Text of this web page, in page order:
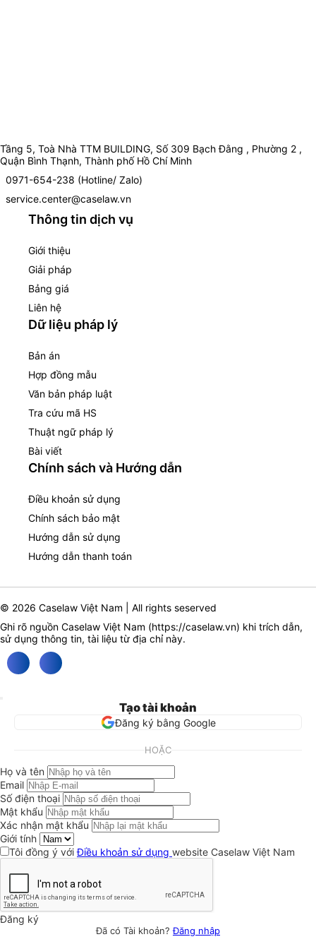
Tầng 5, Toà Nhà TTM BUILDING, Số 309 Bạch Đằng , Phường 2 ,
Quận Bình Thạnh, Thành phố Hồ Chí Minh
0971-654-238 (Hotline/ Zalo)
service.center@caselaw.vn
Thông tin dịch vụ
Giới thiệu
Giải pháp
Bảng giá
Liên hệ
Dữ liệu pháp lý
Bản án
Hợp đồng mẫu
Văn bản pháp luật
Tra cứu mã HS
Thuật ngữ pháp lý
Bài viết
Chính sách và Hướng dẫn
Điều khoản sử dụng
Chính sách bảo mật
Hướng dẫn sử dụng
Hướng dẫn thanh toán
© 2026 Caselaw Việt Nam | All rights seserved
Ghi rõ nguồn Caselaw Việt Nam (https://caselaw.vn) khi trích dẫn,
sử dụng thông tin, tài liệu từ địa chỉ này.
Tạo tài khoản
Đăng ký bằng Google
HOẶC
Họ và tên
Email
Số điện thoại
Mật khẩu
Xác nhận mật khẩu
Giới tính
Tôi đồng ý vớiĐiều khoản sử dụng website Caselaw Việt Nam
Đăng ký
Đã có Tài khoản?Đăng nhập